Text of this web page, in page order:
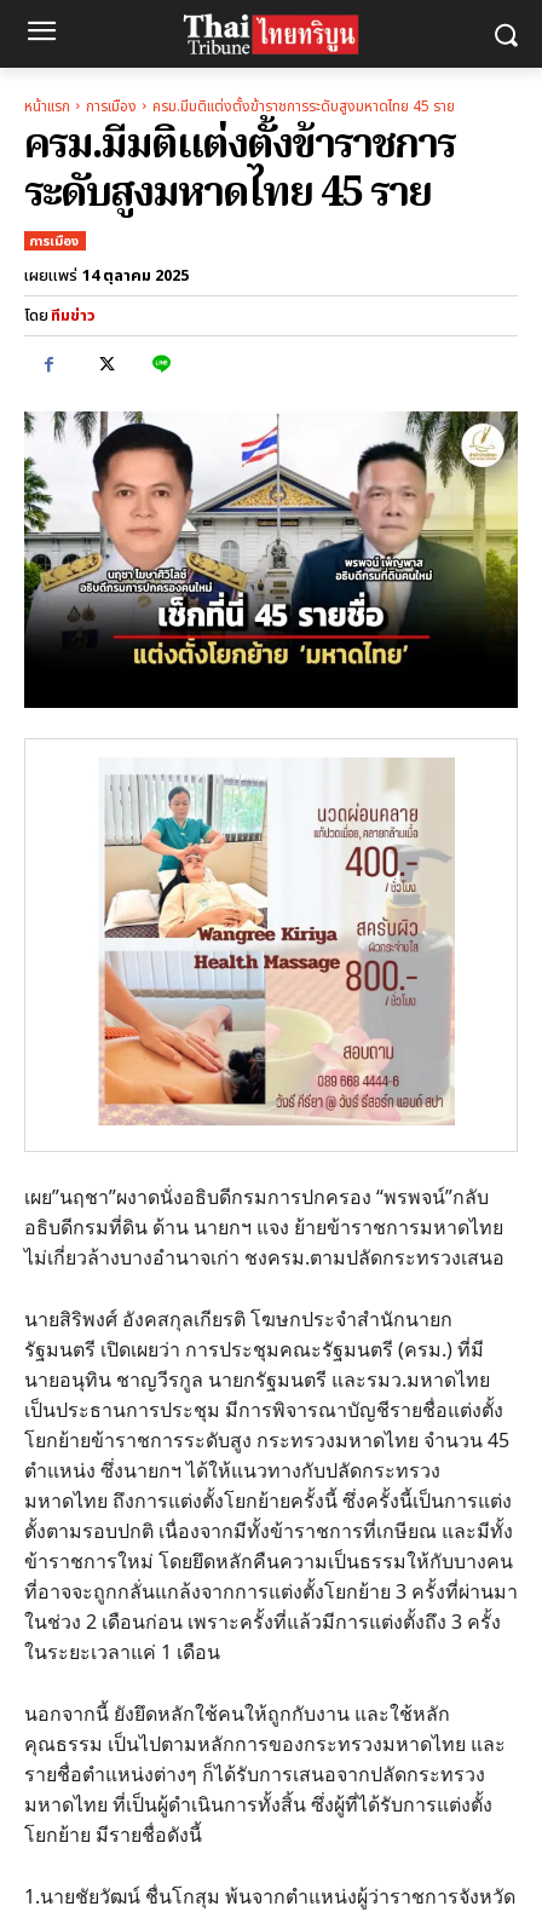
หน้าแรก การเมือง ครม.มีมติแต่งตั้งข้าราชการระดับสูงมหาดไทย 45 ราย
ครม.มีมติแต่งตั้งข้าราชการ
ระดับสูงมหาดไทย 45 ราย
การเมือง
เผยแพร่ 14 ตุลาคม 2025
โดยทีมข่าว
เผย”นฤชา”ผงาดนั่งอธิบดีกรมการปกครอง “พรพจน์”กลับ
อธิบดีกรมที่ดิน ด้าน นายกฯ แจง ย้ายข้าราชการมหาดไทย
ไม่เกี่ยวล้างบางอำนาจเก่า ชงครม.ตามปลัดกระทรวงเสนอ
นายสิริพงศ์ อังคสกุลเกียรติ โฆษกประจำสำนักนายก
รัฐมนตรี เปิดเผยว่า การประชุมคณะรัฐมนตรี (ครม.) ที่มี
นายอนุทิน ชาญวีรกูล นายกรัฐมนตรี และรมว.มหาดไทย
เป็นประธานการประชุม มีการพิจารณาบัญชีรายชื่อแต่งตั้ง
โยกย้ายข้าราชการระดับสูง กระทรวงมหาดไทย จำนวน 45
ตำแหน่ง ซึ่งนายกฯ ได้ให้แนวทางกับปลัดกระทรวง
มหาดไทย ถึงการแต่งตั้งโยกย้ายครั้งนี้ ซึ่งครั้งนี้เป็นการแต่ง
ตั้งตามรอบปกติ เนื่องจากมีทั้งข้าราชการที่เกษียณ และมีทั้ง
ข้าราชการใหม่ โดยยึดหลักคืนความเป็นธรรมให้กับบางคน
ที่อาจจะถูกกลั่นแกล้งจากการแต่งตั้งโยกย้าย 3 ครั้งที่ผ่านมา
ในช่วง 2 เดือนก่อน เพราะครั้งที่แล้วมีการแต่งตั้งถึง 3 ครั้ง
ในระยะเวลาแค่ 1 เดือน
นอกจากนี้ ยังยึดหลักใช้คนให้ถูกกับงาน และใช้หลัก
คุณธรรม เป็นไปตามหลักการของกระทรวงมหาดไทย และ
รายชื่อตำแหน่งต่างๆ ก็ได้รับการเสนอจากปลัดกระทรวง
มหาดไทย ที่เป็นผู้ดำเนินการทั้งสิ้น ซึ่งผู้ที่ได้รับการแต่งตั้ง
โยกย้าย มีรายชื่อดังนี้
1.นายชัยวัฒน์ ชื่นโกสุม พ้นจากตำแหน่งผู้ว่าราชการจังหวัด